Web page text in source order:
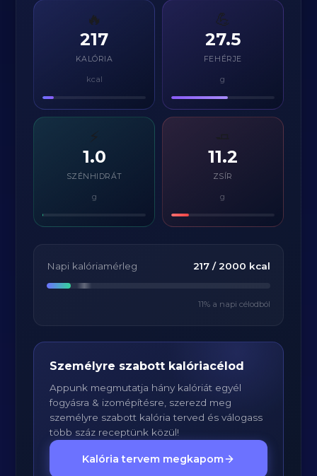
🔥
217
KALÓRIA
kcal
💪
27.5
FEHÉRJE
g
⚡
1.0
SZÉNHIDRÁT
g
11.2
ZSÍR
g
Napi kalóriamérleg 217/ 2000 kcal
11% a napi célodból
Személyre szabott kalóriacélod
Appunk megmutatja hány kalóriát egyél
fogyásra & izomépítésre, szerezd meg
személyre szabott kalória terved és válogass
több száz receptünk közül!
Kalória tervem megkapom